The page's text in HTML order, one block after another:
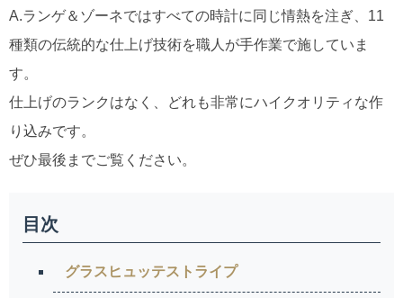
A.ランゲ＆ゾーネではすべての時計に同じ情熱を注ぎ、11
種類の伝統的な仕上げ技術を職人が手作業で施していま
す。
仕上げのランクはなく、どれも非常にハイクオリティな作
り込みです。
ぜひ最後までご覧ください。
目次
グラスヒュッテストライプ